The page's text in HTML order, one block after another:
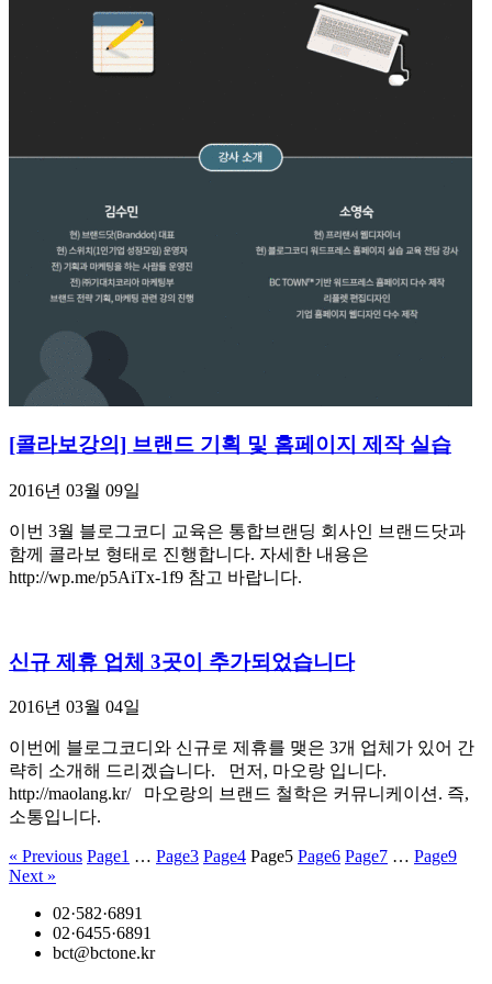
[콜라보강의] 브랜드 기획 및 홈페이지 제작 실습
2016년 03월 09일
이번 3월 블로그코디 교육은 통합브랜딩 회사인 브랜드닷과
함께 콜라보 형태로 진행합니다. 자세한 내용은
http://wp.me/p5AiTx-1f9 참고 바랍니다.
신규 제휴 업체 3곳이 추가되었습니다
2016년 03월 04일
이번에 블로그코디와 신규로 제휴를 맺은 3개 업체가 있어 간
략히 소개해 드리겠습니다. 먼저, 마오랑 입니다.
http://maolang.kr/ 마오랑의 브랜드 철학은 커뮤니케이션. 즉,
소통입니다.
« Previous Page1 … Page3 Page4 Page5 Page6 Page7 … Page9
Next »
02·582·6891
02·6455·6891
bct@bctone.kr